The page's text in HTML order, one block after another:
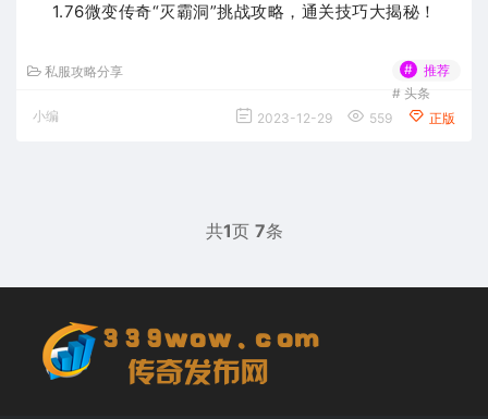
​1.76微变传奇“灭霸洞”挑战攻略，通关技巧大揭秘！
私服攻略分享 #
推荐
# 头条
小编
2023-12-29 559 正版
共1页 7条